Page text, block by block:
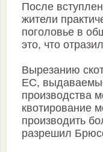
После
жители
поголовье в
это, что
Вырезанию
ЕС,
производства
квотирование
производить
разрешил